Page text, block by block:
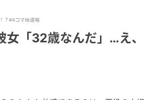
？#4コマ母道場
女「32歳なんだ」…え、